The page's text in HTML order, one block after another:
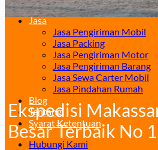
Surabaya –
Jasa
Jasa Pengiriman Mobil
Jasa Packing
Jasa Pengiriman Motor
Jasa Pengiriman Barang
Jasa Sewa Carter Mobil
Jasa Pindahan Rumah
Blog
Tentang
Syarat Ketentuan
Hubungi Kami
Ekspedisi
Besar Terbaik No 1